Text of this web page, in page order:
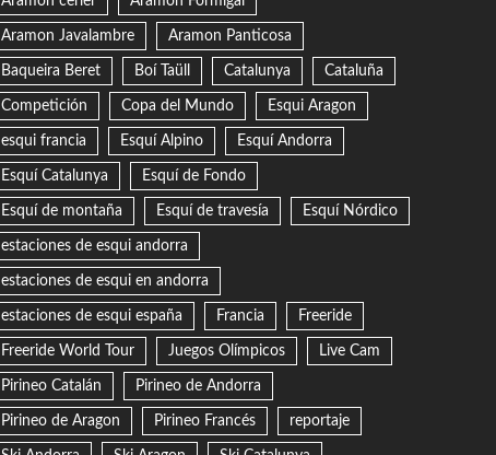
Aramon Javalambre Aramon Panticosa
Baqueira Beret Boí Taüll Catalunya Cataluña
Competición Copa del Mundo Esqui Aragon
esqui francia Esquí Alpino Esquí Andorra
Esquí Catalunya Esquí de Fondo
Esquí de montaña Esquí de travesía Esquí Nórdico
estaciones de esqui andorra
estaciones de esqui en andorra
estaciones de esqui españa Francia Freeride
Freeride World Tour Juegos Olímpicos Live Cam
Pirineo Catalán Pirineo de Andorra
Pirineo de Aragon Pirineo Francés reportaje